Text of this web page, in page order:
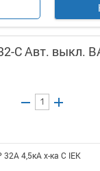
C Авт. выкл.
4,5кА х-ка С IEK